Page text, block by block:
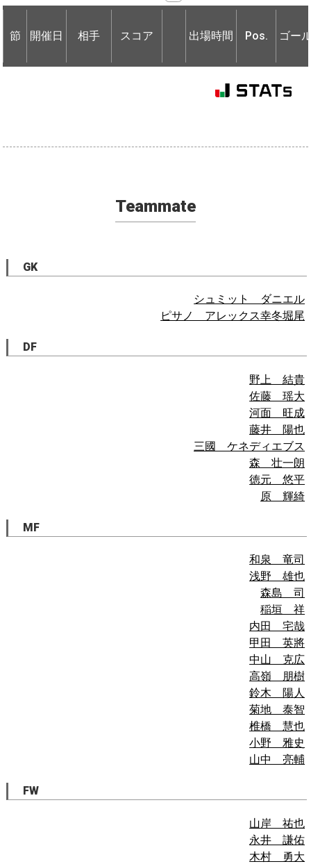
節 開催日 相手 スコア 出場時間 Pos. ゴー
節 開催日 相手
Teammate
GK
シュミット ダニエル
ピサノ アレックス幸冬堀尾
DF
野上 結貴
佐藤 瑶大
河面 旺成
藤井 陽也
三國 ケネディエブス
森 壮一朗
徳元 悠平
原 輝綺
MF
和泉 竜司
浅野 雄也
森島 司
稲垣 祥
内田 宅哉
甲田 英將
中山 克広
高嶺 朋樹
鈴木 陽人
菊地 泰智
椎橋 慧也
小野 雅史
山中 亮輔
FW
山岸 祐也
永井 謙佑
木村 勇大